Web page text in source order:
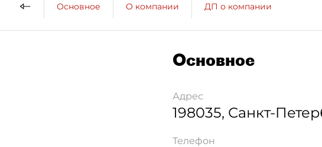
Основное О компании ДП о компании
Основное
Адрес
198035, Санкт-
Телефон